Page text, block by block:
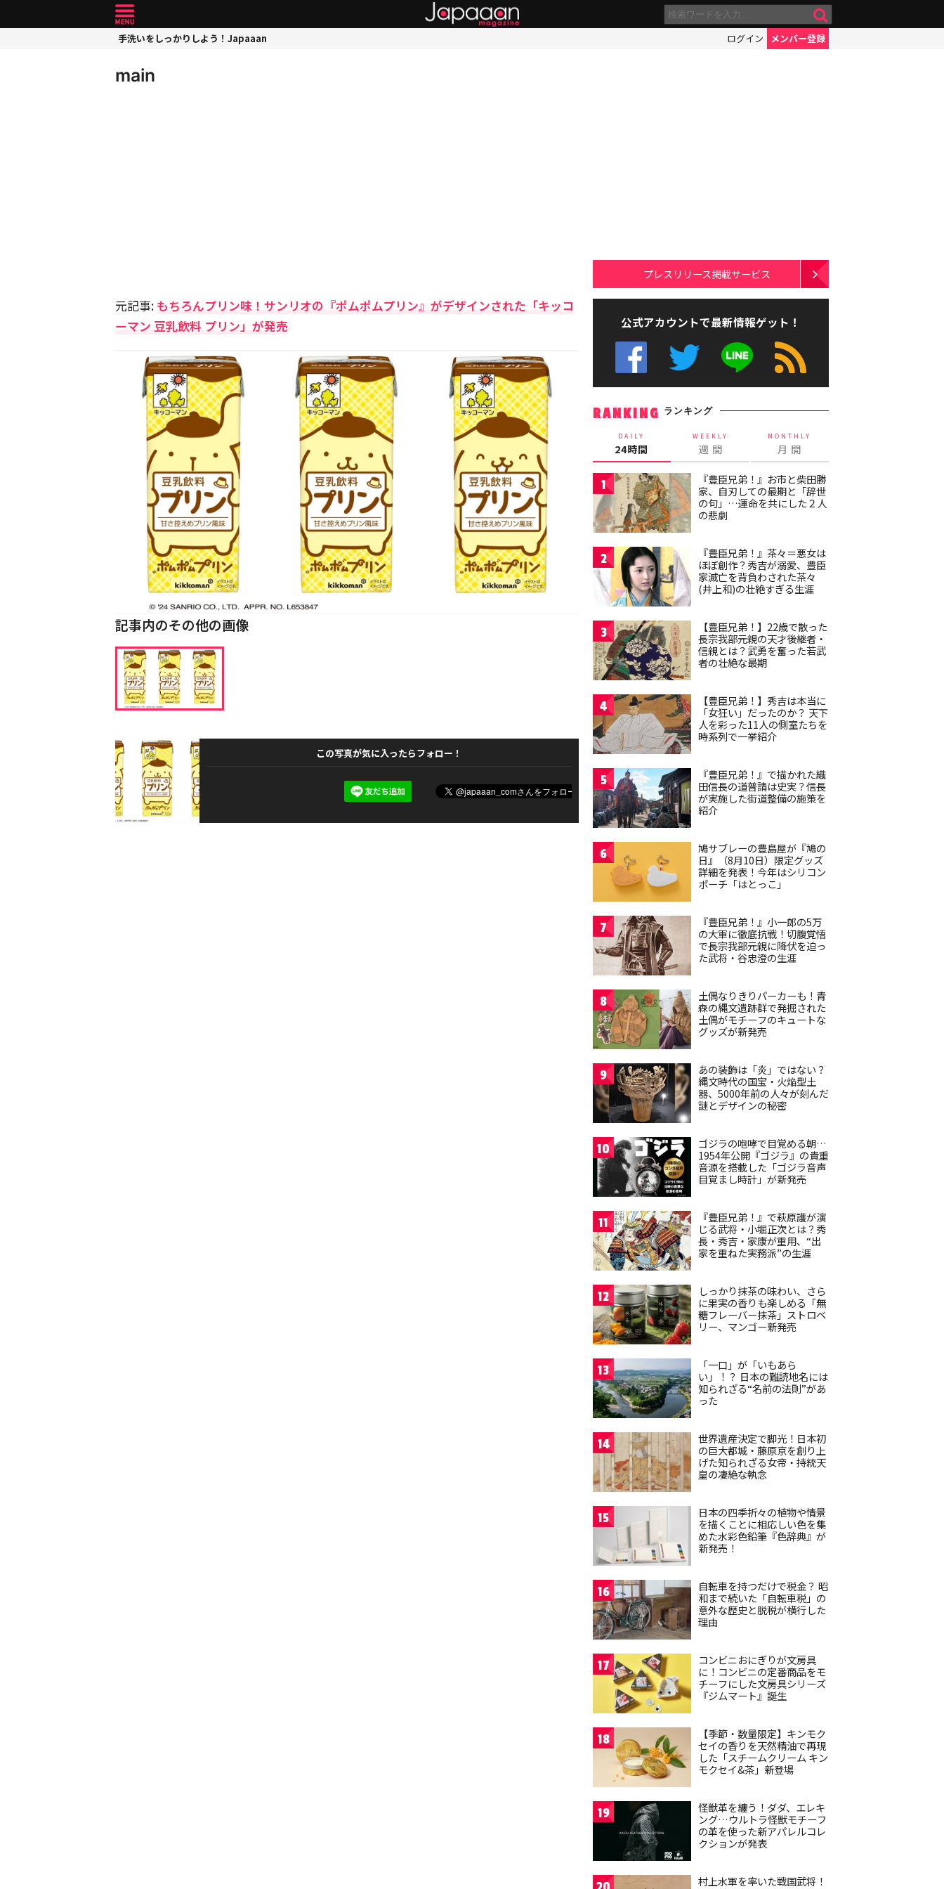
手洗いをしっかりしよう！Japaaan ログイン メンバー登録
main
元記事: もちろんプリン味！サンリオの『ポムポムプリン』がデザインされた「キッコ
ーマン 豆乳飲料 プリン」が発売
記事内のその他の画像
この写真が気に入ったらフォロー！
プレスリリース掲載サービス
公式アカウントで最新情報ゲット！
RANKING ランキング
DAILY
24時間
WEEKLY
週 間
MONTHLY
月 間
1
『豊臣兄弟！』お市と柴田勝
家、自刃しての最期と「辞世
の句」…運命を共にした２人
の悲劇
2
『豊臣兄弟！』茶々＝悪女は
ほぼ創作？秀吉が溺愛、豊臣
家滅亡を背負わされた茶々
(井上和)の壮絶すぎる生涯
3
【豊臣兄弟！】22歳で散った
長宗我部元親の天才後継者・
信親とは？武勇を奮った若武
者の壮絶な最期
4
【豊臣兄弟！】秀吉は本当に
「女狂い」だったのか？ 天下
人を彩った11人の側室たちを
時系列で一挙紹介
5
『豊臣兄弟！』で描かれた織
田信長の道普請は史実？信長
が実施した街道整備の施策を
紹介
6
鳩サブレーの豊島屋が『鳩の
日』（8月10日）限定グッズ
詳細を発表！今年はシリコン
ポーチ「はとっこ」
7
『豊臣兄弟！』小一郎の5万
の大軍に徹底抗戦！切腹覚悟
で長宗我部元親に降伏を迫っ
た武将・谷忠澄の生涯
8
土偶なりきりパーカーも！青
森の縄文遺跡群で発掘された
土偶がモチーフのキュートな
グッズが新発売
9
あの装飾は「炎」ではない？
縄文時代の国宝・火焔型土
器、5000年前の人々が刻んだ
謎とデザインの秘密
10
ゴジラの咆哮で目覚める朝…
1954年公開『ゴジラ』の貴重
音源を搭載した「ゴジラ音声
目覚まし時計」が新発売
11
『豊臣兄弟！』で萩原護が演
じる武将・小堀正次とは？秀
長・秀吉・家康が重用、“出
家を重ねた実務派”の生涯
12
しっかり抹茶の味わい、さら
に果実の香りも楽しめる「無
糖フレーバー抹茶」ストロベ
リー、マンゴー新発売
13
「一口」が「いもあら
い」！？ 日本の難読地名には
知られざる“名前の法則”があ
った
14
世界遺産決定で脚光！日本初
の巨大都城・藤原京を創り上
げた知られざる女帝・持統天
皇の凄絶な執念
15
日本の四季折々の植物や情景
を描くことに相応しい色を集
めた水彩色鉛筆『色辞典』が
新発売！
16
自転車を持つだけで税金？ 昭
和まで続いた「自転車税」の
意外な歴史と脱税が横行した
理由
17
コンビニおにぎりが文房具
に！コンビニの定番商品をモ
チーフにした文房具シリーズ
『ジムマート』誕生
18
【季節・数量限定】キンモク
セイの香りを天然精油で再現
した「スチームクリーム キン
モクセイ&茶」新登場
19
怪獣革を纏う！ダダ、エレキ
ング…ウルトラ怪獣モチーフ
の革を使った新アパレルコレ
クションが発表
村上水軍を率いた戦国武将！